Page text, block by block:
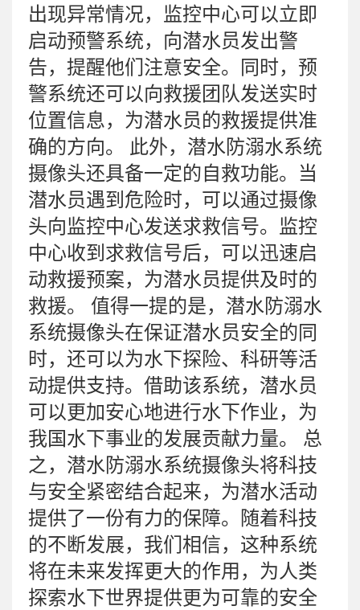
出现异常情况，监控中心可以立即
启动预警系统，向潜水员发出警
告，提醒他们注意安全。同时，预
警系统还可以向救援团队发送实时
位置信息，为潜水员的救援提供准
确的方向。 此外，潜水防溺水系统
摄像头还具备一定的自救功能。当
潜水员遇到危险时，可以通过摄像
头向监控中心发送求救信号。监控
中心收到求救信号后，可以迅速启
动救援预案，为潜水员提供及时的
救援。 值得一提的是，潜水防溺水
系统摄像头在保证潜水员安全的同
时，还可以为水下探险、科研等活
动提供支持。借助该系统，潜水员
可以更加安心地进行水下作业，为
我国水下事业的发展贡献力量。 总
之，潜水防溺水系统摄像头将科技
与安全紧密结合起来，为潜水活动
提供了一份有力的保障。随着科技
的不断发展，我们相信，这种系统
将在未来发挥更大的作用，为人类
探索水下世界提供更为可靠的安全